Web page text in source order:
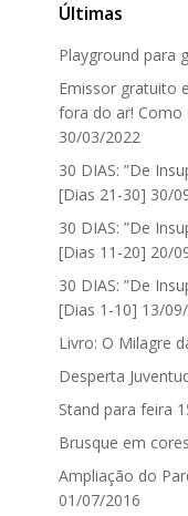
Últimas
Playground para
Emissor gratuito
fora do ar! Como
30/03/2022
30 DIAS: ”De
[Dias 21-30] 30/
30 DIAS: ”De
[Dias 11-20] 20/
30 DIAS: ”De
[Dias 1-10] 13/
Livro: O Milagre
Desperta
Stand para feira
Brusque em
Ampliação do
01/07/2016